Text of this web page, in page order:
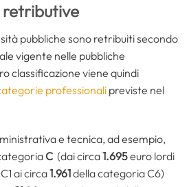
pubbliche sono retribuiti secondo
vigente nelle pubbliche
classificazione viene quindi
professionali previste nel
e tecnica, ad esempio,
C (dai circa1.695euro lordi
ai circa1.961della categoria C6)